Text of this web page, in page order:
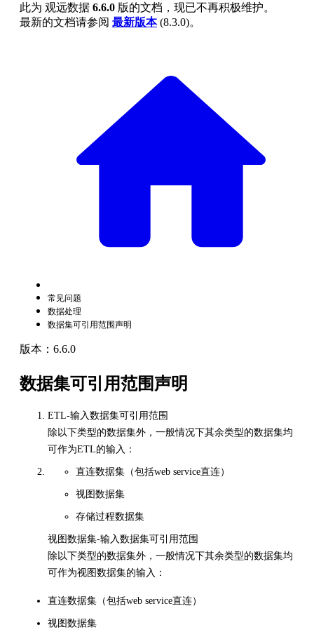
此为 观远数据 6.6.0 版的文档，现已不再积极维护。
最新的文档请参阅 最新版本(8.3.0)。
常见问题
数据处理
数据集可引用范围声明
版本：6.6.0
数据集可引用范围声明
ETL-输入数据集可引用范围
除以下类型的数据集外，一般情况下其余类型的数据集均
可作为ETL的输入：
直连数据集（包括web service直连）
视图数据集
存储过程数据集
视图数据集-输入数据集可引用范围
除以下类型的数据集外，一般情况下其余类型的数据集均
可作为视图数据集的输入：
直连数据集（包括web service直连）
视图数据集